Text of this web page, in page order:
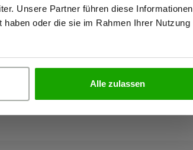
Unsere Partner führen diese Informationen
oder die sie im Rahmen Ihrer Nutzung
Alle zulassen
PRIVATPERSON